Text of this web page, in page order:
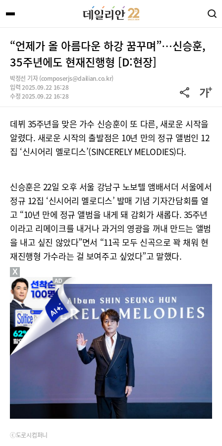
“언제가 올 아름다운 하강 꿈꾸며”…신승훈,
35주년에도 현재진행형 [D:현장]
박정선 기자 (composerjs@dailian.co.kr)
입력 2025.09.22 16:28
수정 2025.09.22 16:28
데뷔 35주년을 맞은 가수 신승훈이 또 다른, 새로운 시작을
알렸다. 새로운 시작의 출발점은 10년 만의 정규 앨범인 12
집 ‘신시어리 멜로디스’(SINCERELY MELODIES)다.
신승훈은 22일 오후 서울 강남구 노보텔 앰배서더 서울에서
정규 12집 ‘신시어리 멜로디스’ 발매 기념 기자간담회를 열
고 “10년 만에 정규 앨범을 내게 돼 감회가 새롭다. 35주년
이라고 리메이크를 내거나 과거의 영광을 꺼내 만드는 앨범
을 내고 싶진 않았다”면서 “11곡 모두 신곡으로 꽉 채워 현
재진행형 가수라는 걸 보여주고 싶었다”고 말했다.
ⓒ도로시컴퍼니
X